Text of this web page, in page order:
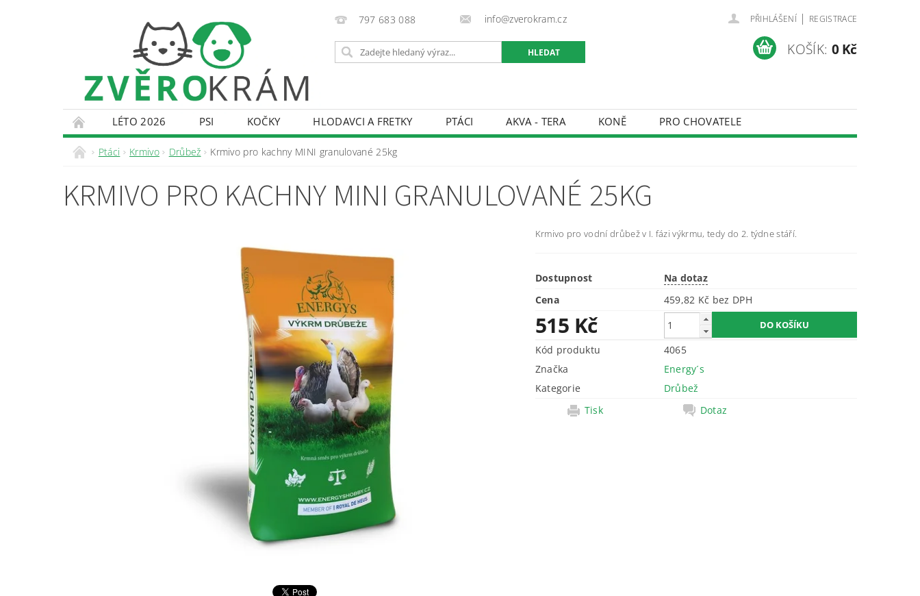
797 683 088 info@zverokram.cz PŘIHLÁŠENÍ | REGISTRACE
KOŠÍK: 0 Kč
LÉTO 2026 PSI KOČKY HLODAVCI A FRETKY PTÁCI AKVA - TERA KONĚ
PRO CHOVATELE
KONTAKTY
DOPRAVA A PLATBA OBCHODNÍ PODMÍNKY
Ptáci Krmivo Drůbež Krmivo pro kachny MINI granulované 25kg
KRMIVO PRO KACHNY MINI GRANULOVANÉ 25KG
Krmivo pro vodní drůbež v I. fázi výkrmu, tedy do 2. týdne stáří.
Dostupnost
Na dotaz
Cena
459,82 Kč bez DPH
515 Kč
Kód produktu
4065
Značka
Energy´s
Kategorie
Drůbež
Tisk
Dotaz